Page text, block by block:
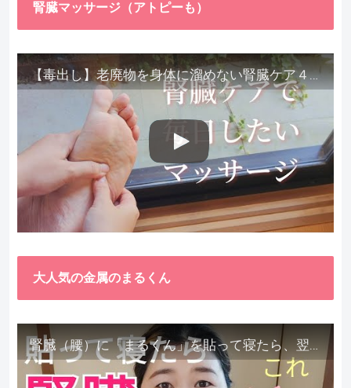
腎臓マッサージ（アトピーも）
【毒出し】老廃物を身体に溜めない腎臓ケア４種をご紹介します。
大人気の金属のまるくん
腎臓（腰）に「まるくん」を貼って寝たら、翌朝めちゃ楽でびっくりしました。腎臓叩いても痛くない！【お客様の声を試してみた】